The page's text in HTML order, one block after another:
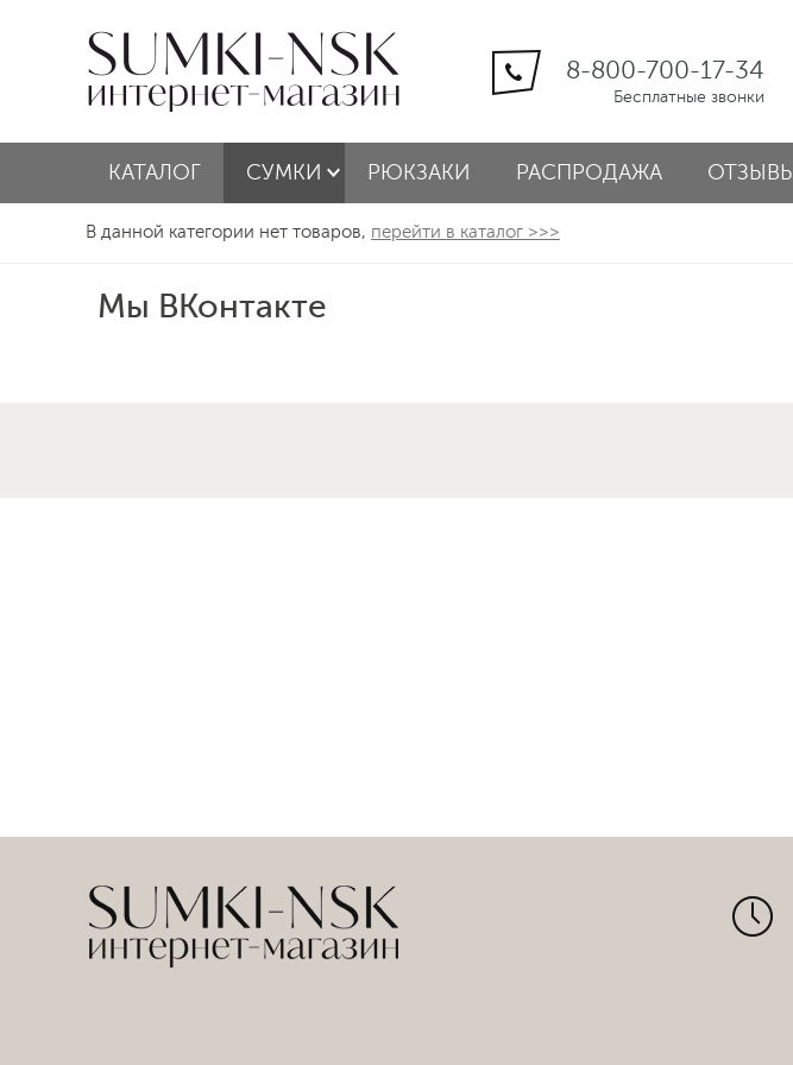
8-800-700-17-34
Бесплатные звонки
КАТАЛОГ СУМКИ РЮКЗАКИ РАСПРОДАЖА ОТЗЫВЫ
В данной категории нет товаров, перейти в каталог >>>
Мы ВКонтакте